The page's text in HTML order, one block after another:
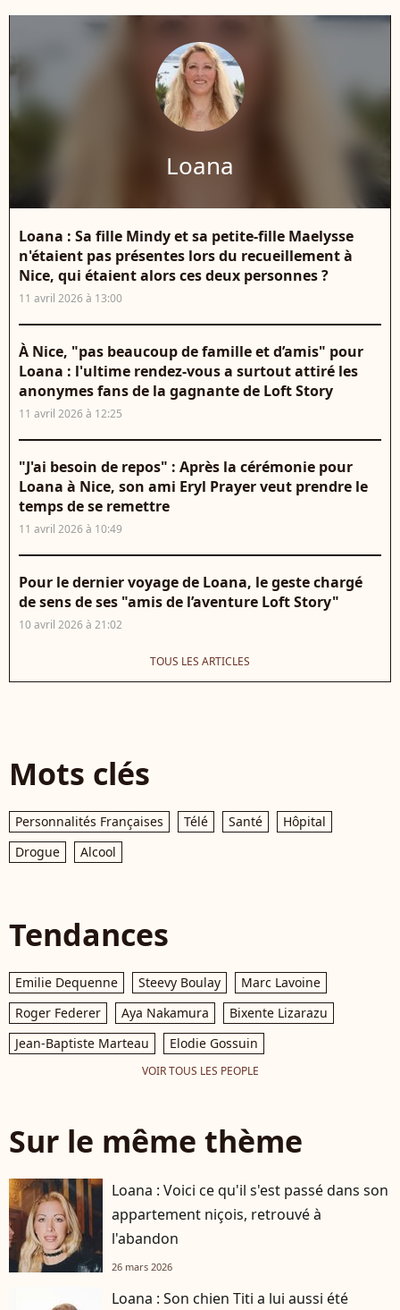
Loana
Loana : Sa fille Mindy et sa petite-fille Maelysse
n'étaient pas présentes lors du recueillement à
Nice, qui étaient alors ces deux personnes ?
11 avril 2026 à 13:00
À Nice, "pas beaucoup de famille et d’amis" pour
Loana : l'ultime rendez-vous a surtout attiré les
anonymes fans de la gagnante de Loft Story
11 avril 2026 à 12:25
"J'ai besoin de repos" : Après la cérémonie pour
Loana à Nice, son ami Eryl Prayer veut prendre le
temps de se remettre
11 avril 2026 à 10:49
Pour le dernier voyage de Loana, le geste chargé
de sens de ses "amis de l’aventure Loft Story"
10 avril 2026 à 21:02
TOUS LES ARTICLES
Mots clés
Personnalités Françaises Télé Santé
Hôpital
Drogue
Alcool
Tendances
Emilie Dequenne Steevy Boulay
Marc Lavoine
Roger Federer
Aya Nakamura
Bixente Lizarazu
Jean-Baptiste Marteau
Elodie Gossuin
VOIR TOUS LES PEOPLE
Sur le même thème
Loana : Voici ce qu'il s'est passé dans son
appartement niçois, retrouvé à
l'abandon
26 mars 2026
Loana : Son chien Titi a lui aussi été